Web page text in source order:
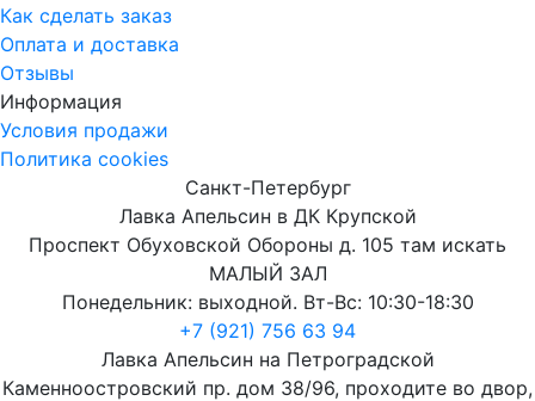
Как сделать заказ
Оплата и доставка
Отзывы
Информация
Условия продажи
Политика cookies
Санкт-Петербург
Лавка Апельсин в ДК Крупской
Проспект Обуховской Обороны д. 105 там искать
МАЛЫЙ ЗАЛ
Понедельник: выходной. Вт-Вс: 10:30-18:30
+7 (921) 756 63 94
Лавка Апельсин на Петроградской
Каменноостровский пр. дом 38/96, проходите во двор,